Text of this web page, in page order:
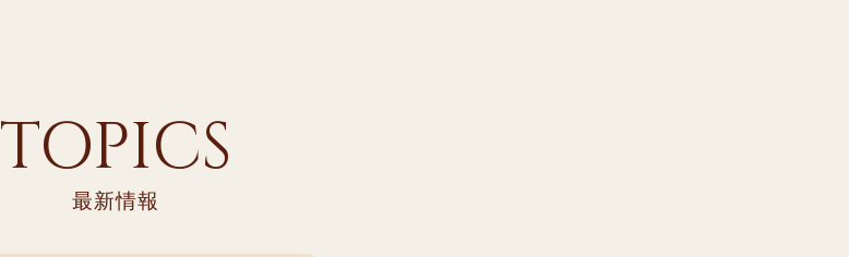
TOPICS
最新情報